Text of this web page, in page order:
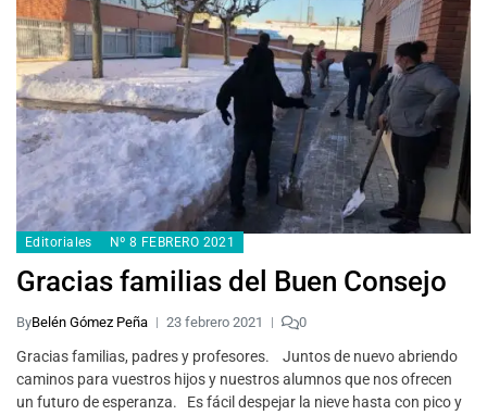
Editoriales Nº 8 FEBRERO 2021
Gracias familias del Buen Consejo
ByBelén Gómez Peña 23 febrero 2021 0
Gracias familias, padres y profesores. Juntos de nuevo abriendo
caminos para vuestros hijos y nuestros alumnos que nos ofrecen
un futuro de esperanza. Es fácil despejar la nieve hasta con pico y